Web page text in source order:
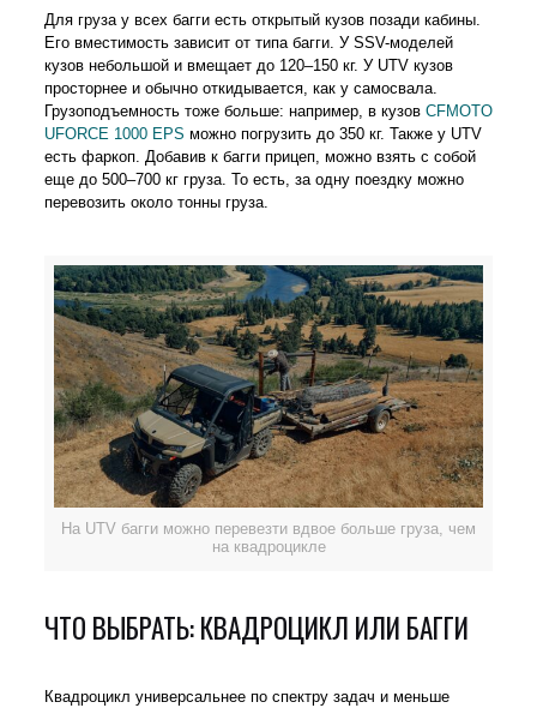
Для груза у всех багги есть открытый кузов позади кабины.
Его вместимость зависит от типа багги. У SSV-моделей
кузов небольшой и вмещает до 120–150 кг. У UTV кузов
просторнее и обычно откидывается, как у самосвала.
Грузоподъемность тоже больше: например, в кузов CFMOTO
UFORCE 1000 EPS можно погрузить до 350 кг. Также у UTV
есть фаркоп. Добавив к багги прицеп, можно взять с собой
еще до 500–700 кг груза. То есть, за одну поездку можно
перевозить около тонны груза.
На UTV багги можно перевезти вдвое больше груза, чем
на квадроцикле
ЧТО ВЫБРАТЬ: КВАДРОЦИКЛ ИЛИ БАГГИ
Квадроцикл универсальнее по спектру задач и меньше